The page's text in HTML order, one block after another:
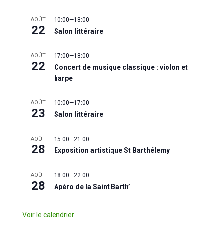
AOÛT
22
10:00—18:00
Salon littéraire
AOÛT
22
17:00—18:00
Concert de musique classique : violon et
harpe
AOÛT
23
10:00—17:00
Salon littéraire
AOÛT
28
15:00—21:00
Exposition artistique St Barthélemy
AOÛT
28
18:00—22:00
Apéro de la Saint Barth’
Voir le calendrier